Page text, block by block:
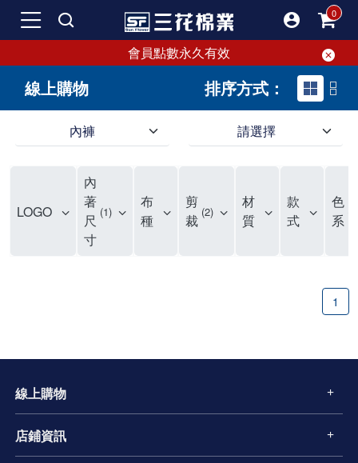
會員點數永久有效
線上購物 排序方式：
內褲 請選擇
LOGO
內
著
尺
寸
1
布
種
剪
裁 2
材
質
款
式
色
系
1
線上購物
店鋪資訊